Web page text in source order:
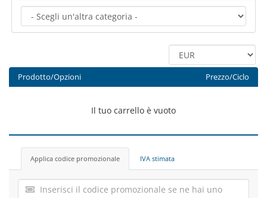
Prodotto/Opzioni Prezzo/Ciclo
Il tuo carrello è vuoto
Applica codice promozionale IVA stimata